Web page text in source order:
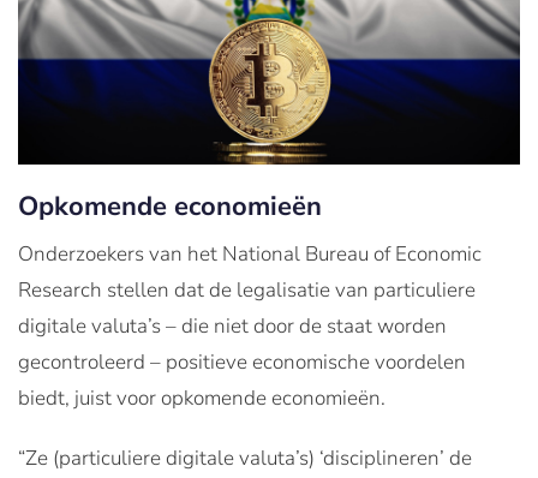
Opkomende economieën
Onderzoekers van het National Bureau of Economic
Research stellen dat de legalisatie van particuliere
digitale valuta’s – die niet door de staat worden
gecontroleerd – positieve economische voordelen
biedt, juist voor opkomende economieën.
“Ze (particuliere digitale valuta’s) ‘disciplineren’ de